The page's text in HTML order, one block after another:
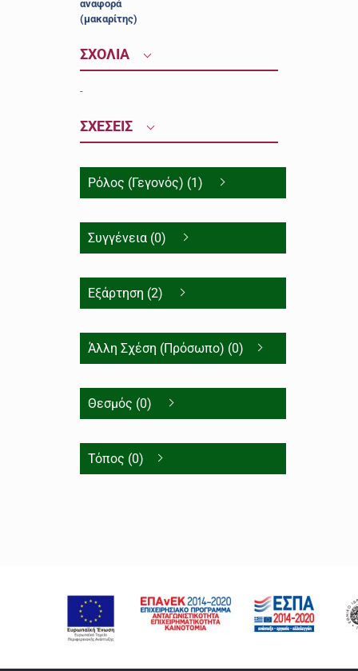
αναφορά
(μακαρίτης)
ΣΧΟΛΙΑ
-
ΣΧΕΣΕΙΣ
Ρόλος (Γεγονός) (1)
Συγγένεια (0)
Εξάρτηση (2)
Άλλη Σχέση (Πρόσωπο) (0)
Θεσμός (0)
Τόπος (0)